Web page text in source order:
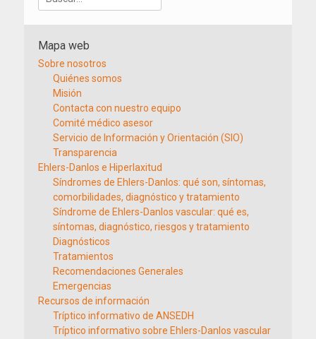
Mapa web
Sobre nosotros
Quiénes somos
Misión
Contacta con nuestro equipo
Comité médico asesor
Servicio de Información y Orientación (SIO)
Transparencia
Ehlers-Danlos e Hiperlaxitud
Síndromes de Ehlers-Danlos: qué son, síntomas,
comorbilidades, diagnóstico y tratamiento
Síndrome de Ehlers-Danlos vascular: qué es,
síntomas, diagnóstico, riesgos y tratamiento
Diagnósticos
Tratamientos
Recomendaciones Generales
Emergencias
Recursos de información
Tríptico informativo de ANSEDH
Tríptico informativo sobre Ehlers-Danlos vascular